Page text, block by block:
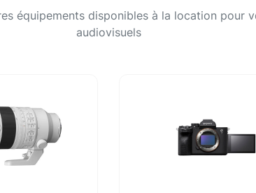
équipements disponibles à la location pour
audiovisuels